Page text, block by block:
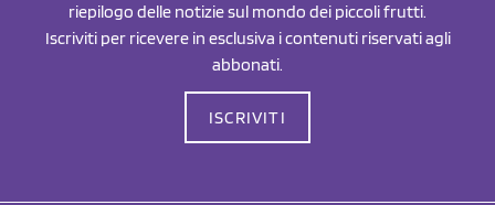
riepilogo delle notizie sul mondo dei piccoli frutti.
Iscriviti per ricevere in esclusiva i contenuti riservati agli
abbonati.
ISCRIVITI